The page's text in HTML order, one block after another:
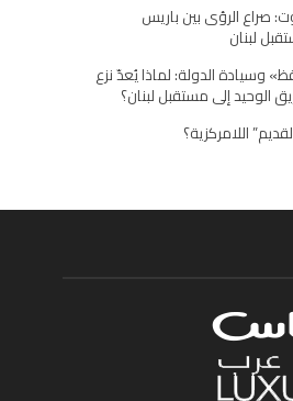
صراع الرؤى بين باريس
لبنان
وسيادة الدولة: لماذا يُعدّ نزع
الوحيد إلى مستقبل لبنان؟
اللامركزية؟